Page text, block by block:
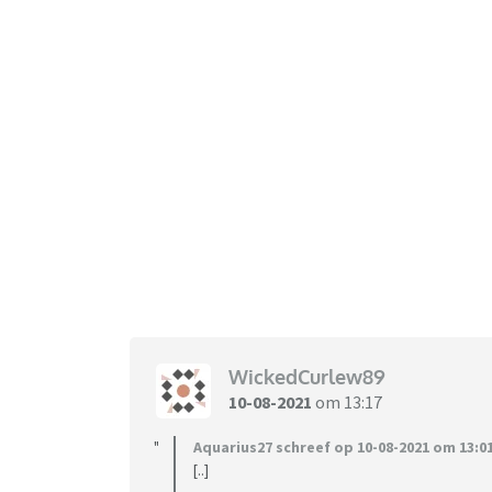
WickedCurlew89
10-08-2021 om 13:17
Aquarius27 schreef op 10-08-2021 om
[..]